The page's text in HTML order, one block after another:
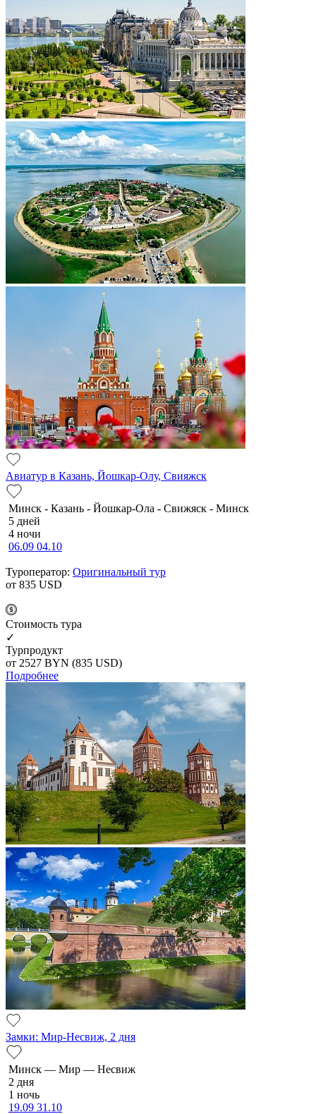
Авиатур в Казань, Йошкар-Олу, Свияжск
Минск - Казань - Йошкар-Ола - Свижяск - Минск
5 дней
4 ночи
06.09 04.10
Туроператор: Оригинальный тур
от 835 USD
Cтоимость тура
✓
Турпродукт
от 2527 BYN (835 USD)
Подробнее
Замки: Мир-Несвиж, 2 дня
Минск — Мир — Несвиж
2 дня
1 ночь
19.09 31.10